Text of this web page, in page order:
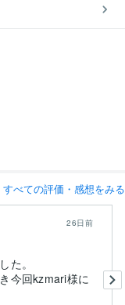
すべての評価・感想をみる
26日前
た。
今回kzmari様に